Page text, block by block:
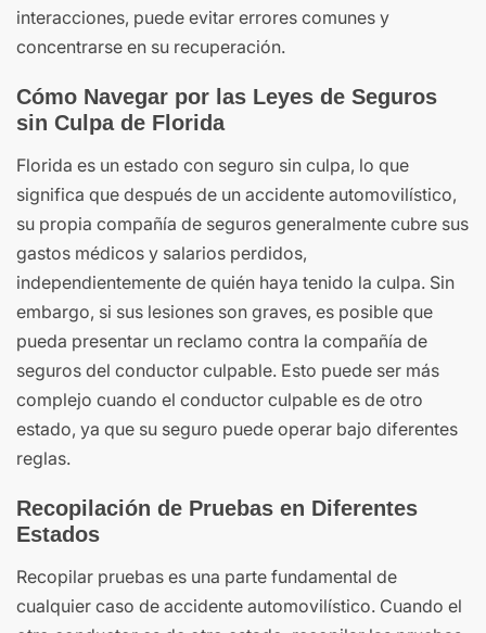
interacciones, puede evitar errores comunes y
concentrarse en su recuperación.
Cómo Navegar por las Leyes de Seguros
sin Culpa de Florida
Florida es un estado con seguro sin culpa, lo que
significa que después de un accidente automovilístico,
su propia compañía de seguros generalmente cubre sus
gastos médicos y salarios perdidos,
independientemente de quién haya tenido la culpa. Sin
embargo, si sus lesiones son graves, es posible que
pueda presentar un reclamo contra la compañía de
seguros del conductor culpable. Esto puede ser más
complejo cuando el conductor culpable es de otro
estado, ya que su seguro puede operar bajo diferentes
reglas.
Recopilación de Pruebas en Diferentes
Estados
Recopilar pruebas es una parte fundamental de
cualquier caso de accidente automovilístico. Cuando el